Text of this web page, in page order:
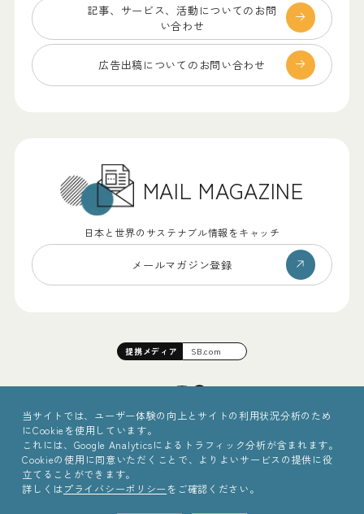
記事、サービス、 活動についてのお問
い合わせ
広告出稿についての お問い合わせ
MAIL MAGAZINE
日本と世界のサステナブル情報をキャッチ
メールマガジン登録
©2025 Sinc Inc.
提携メディア SB.com
当サイトでは、ユーザー体験の向上とサイトの利用状況分析のため
にCookieを使用しています。
これには、Google Analyticsによるトラフィック分析が含まれます。
Cookieの使用に同意いただくことで、よりよいサービスの提供に役
立てることができます。
詳しくはプライバシーポリシー をご確認ください。